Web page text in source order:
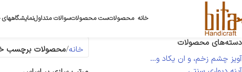
خانه محصولاتست محصولاتسوالات متداولنمایشگاههای
دسته‌های محصولات
آویز چشم زخم، و ان یکاد و...
خانه محصولات برچسب